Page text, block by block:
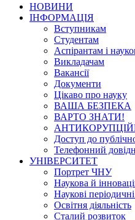
НОВИНИ
ІНФОРМАЦІЯ
Вступникам
Студентам
Аспірантам і
Викладачам
Вакансії
Документи
Цікаво про науку
ВАША БЕЗПЕКА
ВАРТО ЗНАТИ!
Доступ до
Телефонний
УНІВЕРСИТЕТ
Портрет ЧНУ
Наукова й
Наукові
Освітня діяльність
Сталий розвиток